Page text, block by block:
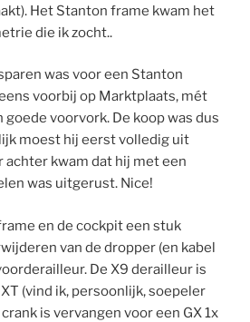
Het Stanton frame kwam het
die ik zocht..
was voor een Stanton
voorbij op Marktplaats, mét
voorvork. De koop was dus
moest hij eerst volledig uit
achter kwam dat hij met een
was uitgerust. Nice!
en de cockpit een stuk
van de dropper (en kabel
De X9 derailleur is
(vind ik, persoonlijk, soepeler
is vervangen voor een GX 1x